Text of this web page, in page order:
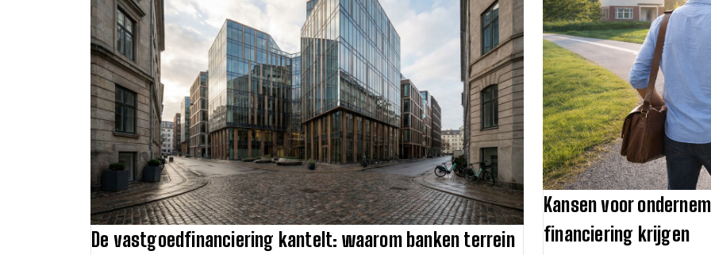
De vastgoedfinanciering kantelt: waarom banken terrein
Kansen voor
financiering krijgen